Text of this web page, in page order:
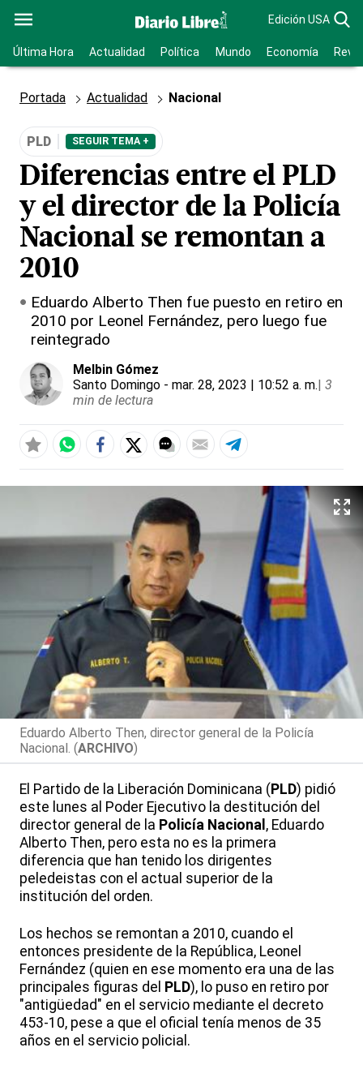
Edición USA
Última Hora Actualidad Política Mundo Economía
Portada Actualidad Nacional
PLD SEGUIR TEMA +
Diferencias entre el PLD
y el director de la Policía
Nacional se remontan a
2010
Eduardo Alberto Then fue puesto en retiro en
2010 por Leonel Fernández, pero luego fue
reintegrado
Melbin Gómez
Santo Domingo - mar. 28, 2023 | 10:52 a. m.| 3
min de lectura
Eduardo Alberto Then, director general de la Policía
Nacional. (ARCHIVO)
El Partido de la Liberación Dominicana ( PLD) pidió
este lunes al Poder Ejecutivo la destitución del
director general de la Policía Nacional , Eduardo
Alberto Then, pero esta no es la primera
diferencia que han tenido los dirigentes
peledeistas con el actual superior de la
institución del orden.
Los hechos se remontan a 2010, cuando el
entonces presidente de la República, Leonel
Fernández (quien en ese momento era una de las
principales figuras del PLD), lo puso en retiro por
"antigüedad" en el servicio mediante el decreto
453-10, pese a que el oficial tenía menos de 35
años en el servicio policial.